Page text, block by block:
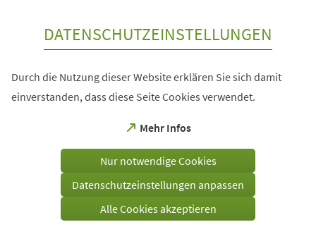
DATENSCHUTZEINSTELLUNGEN
Durch die Nutzung dieser Website erklären Sie sich damit
einverstanden, dass diese Seite Cookies verwendet.
Mehr Infos
(Öffnet
einem
Tab)
Nur notwendige Cookies
Datenschutzeinstellungen anpassen
Alle Cookies akzeptieren